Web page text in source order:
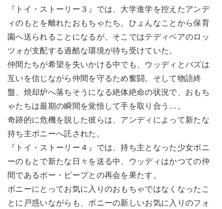
『トイ・ストーリー３』では、大学進学を控えたアンデ
ィのもとを離れたおもちゃたち。ひょんなことから保育
園へ送られることになるが、そこではテディベアのロッ
ツォが支配する過酷な環境が待ち受けていた。
仲間たちが希望を失いかける中でも、ウッディとバズは
互いを信じながら仲間を守るため奮闘。そして物語終
盤、焼却炉へ落ちそうになる絶体絶命の状況で、おもち
ゃたちは最期の瞬間を覚悟して手を取り合う…。
奇跡的に危機を脱した彼らは、アンディによって新たな
持ち主ボニーへ託された。
『トイ・ストーリー４』では、持ち主となった少女ボニ
ーのもとで新たな日々を送る中、ウッディはかつての仲
間であるボー・ピープとの再会を果たす。
ボニーにとってお気に入りのおもちゃではなくなったこ
とに戸惑いながらも、ボニーの新しいお気に入りのフォ